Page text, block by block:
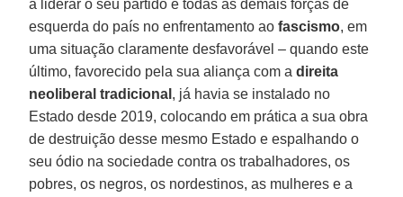
a liderar o seu partido e todas as demais forças de
esquerda do país no enfrentamento ao fascismo, em
uma situação claramente desfavorável – quando este
último, favorecido pela sua aliança com adireita
neoliberal tradicional , já havia se instalado no
Estado desde 2019, colocando em prática a sua obra
de destruição desse mesmo Estado e espalhando o
seu ódio na sociedade contra os trabalhadores, os
pobres, os negros, os nordestinos, as mulheres e a